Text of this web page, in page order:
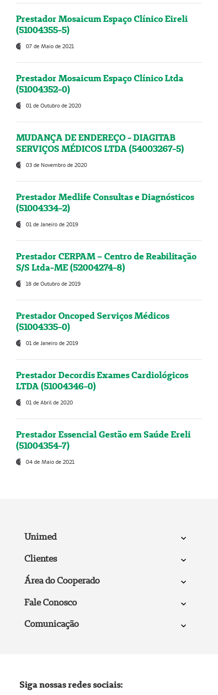
Prestador Mosaicum Espaço Clínico Eireli
(51004355-5)
07 de Maio de 2021
Prestador Mosaicum Espaço Clínico Ltda
(51004352-0)
01 de Outubro de 2020
MUDANÇA DE ENDEREÇO - DIAGITAB
SERVIÇOS MÉDICOS LTDA (54003267-5)
03 de Novembro de 2020
Prestador Medlife Consultas e Diagnósticos
(51004334-2)
01 de Janeiro de 2019
Prestador CERPAM – Centro de Reabilitação
S/S Ltda-ME (52004274-8)
18 de Outubro de 2019
Prestador Oncoped Serviços Médicos
(51004335-0)
01 de Janeiro de 2019
Prestador Decordis Exames Cardiológicos
LTDA (51004346-0)
01 de Abril de 2020
Prestador Essencial Gestão em Saúde Ereli
(51004354-7)
04 de Maio de 2021
Unimed
Clientes
Área do Cooperado
Fale Conosco
Comunicação
Siga nossas redes sociais: